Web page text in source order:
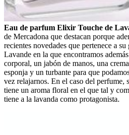
Eau de parfum Elixir Touche de
de Mercadona que destacan porque
recientes novedades que pertenece a
Lavande en la que encontramos
corporal, un jabón de manos, una
esponja y un turbante para que
vez relajarnos. En el caso del perfume,
tiene un aroma floral en el que tal y
tiene a la lavanda como protagonista.